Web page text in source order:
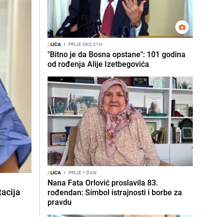
/LICA I PRIJE OKO 21H
"Bitno je da Bosna opstane": 101 godina
od rođenja Alije Izetbegovića
/LICA I PRIJE 1 DAN
Nana Fata Orlović proslavila 83.
rođendan: Simbol istrajnosti i borbe za
pravdu